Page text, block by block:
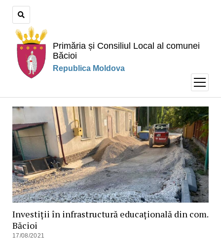
Primăria și Consiliul Local al comunei
Băcioi
Republica Moldova
open
menu
Investiții în infrastructură educațională din com.
Băcioi
17/08/2021